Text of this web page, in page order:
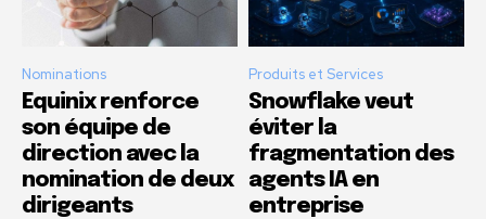
Nominations
Equinix renforce
son équipe de
direction avec la
nomination de deux
dirigeants
Produits et Services
Snowflake veut
éviter la
fragmentation des
agents IA en
entreprise